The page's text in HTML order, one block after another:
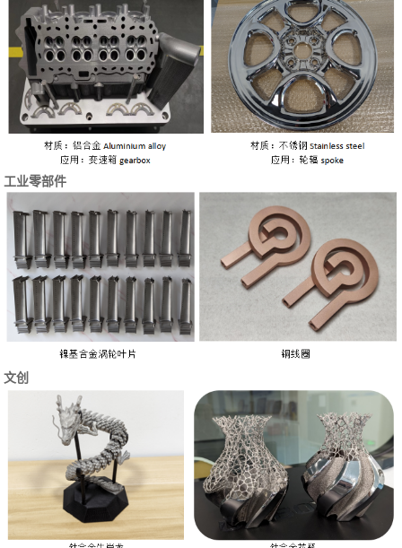
工业零部件
文创